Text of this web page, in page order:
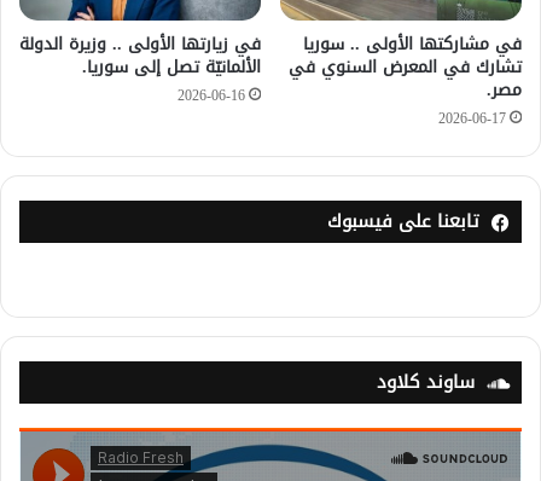
في مشاركتها الأولى .. سوريا
تشارك في المعرض السنوي في
مصر.
2026-06-17
في زيارتها الأولى .. وزيرة الدولة
الألمانيّة تصل إلى سوريا.
2026-06-16
تابعنا على فيسبوك
ساوند كلاود